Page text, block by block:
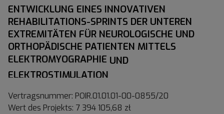
ENTWICKLUNG EINES INNOVATIVEN
REHABILITATIONS-SPRINTS DER UNTEREN
EXTREMITÄTEN FÜR NEUROLOGISCHE UND
ORTHOPÄDISCHE PATIENTEN MITTELS
ELEKTROMYOGRAPHIE UND
ELEKTROSTIMULATION
Vertragsnummer: POIR.01.01.01-00-0855/20
Wert des Projekts: 7 394 105,68 zł